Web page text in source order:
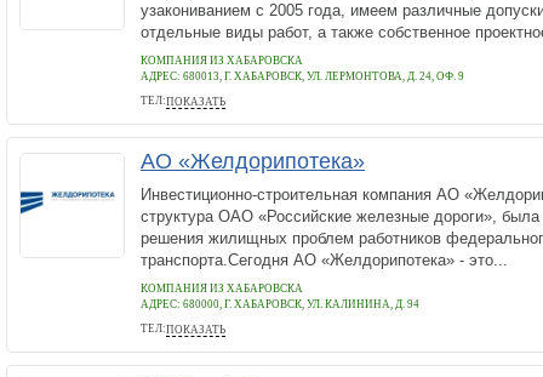
узакониванием с 2005 года, имеем различные
отдельные виды работ, а также собственное
КОМПАНИЯ ИЗ ХАБАРОВСКА
АДРЕС: 680013, Г. ХАБАРОВСК, УЛ. ЛЕРМОНТОВА, Д. 24, ОФ. 9
ТЕЛ:ПОКАЗАТЬ
+79242195100
АО «Желдорипотека»
Инвестиционно-строительная компания АО
структура ОАО «Российские железные дороги»,
решения жилищных проблем работников
транспорта.Сегодня АО «Желдорипотека» - это...
КОМПАНИЯ ИЗ ХАБАРОВСКА
АДРЕС: 680000, Г. ХАБАРОВСК, УЛ. КАЛИНИНА, Д. 94
ТЕЛ:ПОКАЗАТЬ
+7 (4212) 41-83-02